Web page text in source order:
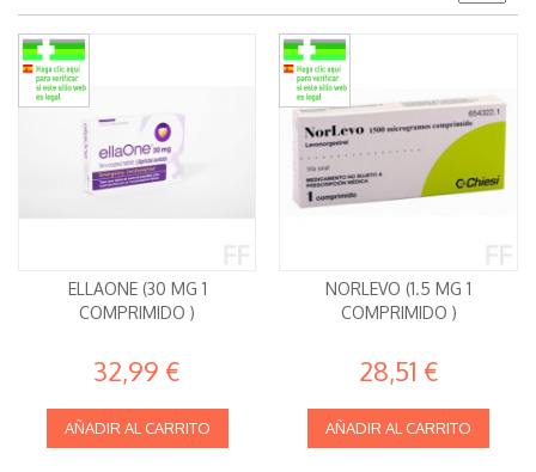
ELLAONE (30 MG 1
COMPRIMIDO )
32,99 €
AÑADIR AL CARRITO
NORLEVO (1.5 MG 1
COMPRIMIDO )
28,51 €
AÑADIR AL CARRITO